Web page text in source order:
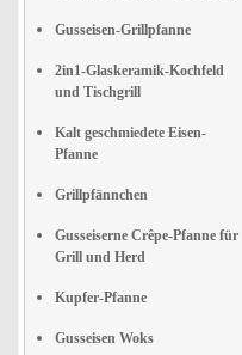
Gusseisen-Grillpfanne
2in1-Glaskeramik-Kochfeld
und Tischgrill
Kalt geschmiedete Eisen-
Pfanne
Grillpfännchen
Gusseiserne Crêpe-Pfanne für
Grill und Herd
Kupfer-Pfanne
Gusseisen Woks